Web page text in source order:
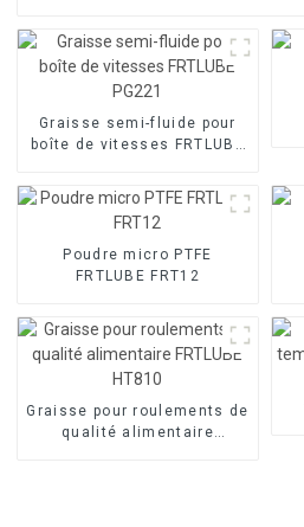
Graisse semi-fluide pour
boîte de vitesses FRTLUBE
Poudre micro PTFE
FRTLUBE FRT12
Graisse pour roulements de
qualité alimentaire